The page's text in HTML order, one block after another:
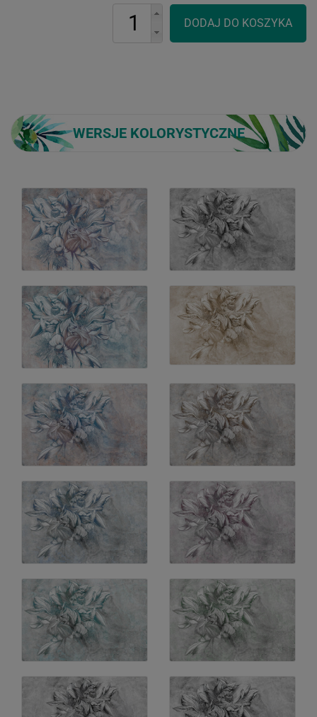
WERSJE KOLORYSTYCZNE